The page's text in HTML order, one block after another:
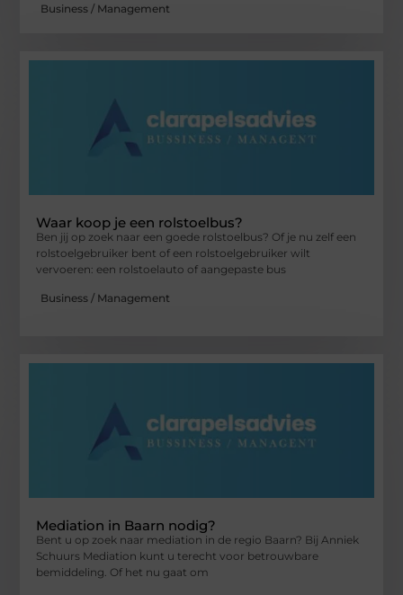
Business / Management
Waar koop je een rolstoelbus?
Ben jij op zoek naar een goede rolstoelbus? Of je nu zelf een
rolstoelgebruiker bent of een rolstoelgebruiker wilt
vervoeren: een rolstoelauto of aangepaste bus
Business / Management
Mediation in Baarn nodig?
Bent u op zoek naar mediation in de regio Baarn? Bij Anniek
Schuurs Mediation kunt u terecht voor betrouwbare
bemiddeling. Of het nu gaat om